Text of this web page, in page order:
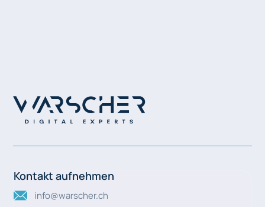
Kontakt aufnehmen
info@warscher.ch